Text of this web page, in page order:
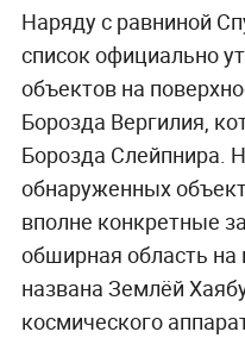
Наряду с равниной
список официально
объектов на
Борозда Вергилия,
Борозда Слейпнира.
обнаруженных
вполне конкретные
обширная область на
названа Землёй
космического